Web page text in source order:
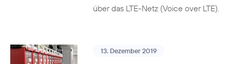
über das LTE-Netz (Voice over LTE).
13. Dezember 2019